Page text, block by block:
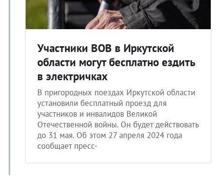
Участники ВОВ в Иркутской
области могут бесплатно ездить
в электричках
В пригородных поездах Иркутской области
установили бесплатный проезд для
участников и инвалидов Великой
Отечественной войны. Он будет действовать
до 31 мая. Об этом 27 апреля 2024 года
сообщает пресс-